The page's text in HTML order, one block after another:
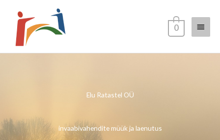
content
Main
Menu
0
Elu Ratastel OÜ
invaabivahendite müük ja laenutus